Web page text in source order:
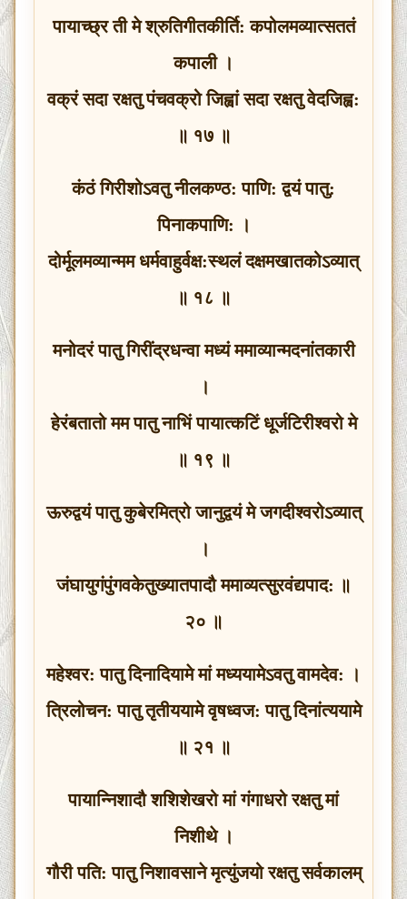
पायाच्छ्र ती मे श्रुतिगीतकीर्ति: कपोलमव्यात्सततं
कपाली ।
वक्रं सदा रक्षतु पंचवक्रो जिह्वां सदा रक्षतु वेदजिह्व:
॥ १७ ॥
कंठं गिरीशोऽवतु नीलकण्ठ: पाणि: द्वयं पातु:
पिनाकपाणि: ।
दोर्मूलमव्यान्मम धर्मवाहुर्वक्ष:स्थलं दक्षमखातकोऽव्यात्
॥ १८ ॥
मनोदरं पातु गिरींद्रधन्वा मध्यं ममाव्यान्मदनांतकारी
।
हेरंबतातो मम पातु नाभिं पायात्कटिं धूर्जटिरीश्‍वरो मे
॥ १९ ॥
ऊरुद्वयं पातु कुबेरमित्रो जानुद्वयं मे जगदीश्‍वरोऽव्यात्
।
जंघायुगंपुंगवकेतुख्यातपादौ ममाव्यत्सुरवंद्यपाद: ॥
२० ॥
महेश्‍वर: पातु दिनादियामे मां मध्ययामेऽवतु वामदेव: ।
त्रिलोचन: पातु तृतीययामे वृषध्वज: पातु दिनांत्ययामे
॥ २१ ॥
पायान्निशादौ शशिशेखरो मां गंगाधरो रक्षतु मां
निशीथे ।
गौरी पति: पातु निशावसाने मृत्युंजयो रक्षतु सर्वकालम्